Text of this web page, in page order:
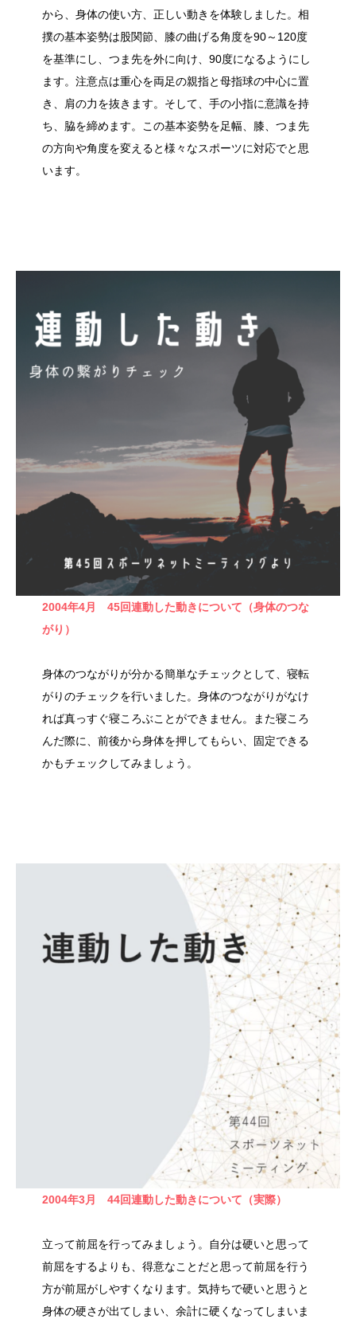
から、身体の使い方、正しい動きを体験しました。相
撲の基本姿勢は股関節、膝の曲げる角度を90～120度
を基準にし、つま先を外に向け、90度になるようにし
ます。注意点は重心を両足の親指と母指球の中心に置
き、肩の力を抜きます。そして、手の小指に意識を持
ち、脇を締めます。この基本姿勢を足幅、膝、つま先
の方向や角度を変えると様々なスポーツに対応でと思
います。
2004年4月 45回連動した動きについて（身体のつな
がり）
身体のつながりが分かる簡単なチェックとして、寝転
がりのチェックを行いました。身体のつながりがなけ
れば真っすぐ寝ころぶことができません。また寝ころ
んだ際に、前後から身体を押してもらい、固定できる
かもチェックしてみましょう。
2004年3月 44回連動した動きについて（実際）
立って前屈を行ってみましょう。自分は硬いと思って
前屈をするよりも、得意なことだと思って前屈を行う
方が前屈がしやすくなります。気持ちで硬いと思うと
身体の硬さが出てしまい、余計に硬くなってしまいま